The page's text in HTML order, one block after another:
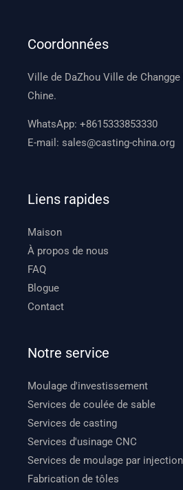
Coordonnées
Ville de DaZhou Ville de
Chine.
WhatsApp:+8615333853330
E-mail:sales@casting-china.org
Liens rapides
Maison
À propos de nous
FAQ
Blogue
Contact
Notre service
Moulage d'investissement
Services de coulée de sable
Services de casting
Services d'usinage CNC
Services de moulage par injection
Fabrication de tôles